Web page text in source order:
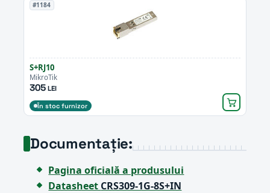
#1184
S+RJ10
MikroTik
305LEI
În stoc furnizor
Documentație:
Pagina oficială a produsului
Datasheet CRS309-1G-8S+IN